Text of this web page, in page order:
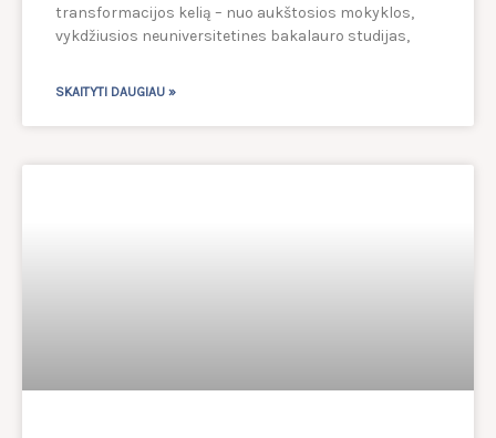
transformacijos kelią – nuo aukštosios mokyklos,
vykdžiusios neuniversitetines bakalauro studijas,
SKAITYTI DAUGIAU »